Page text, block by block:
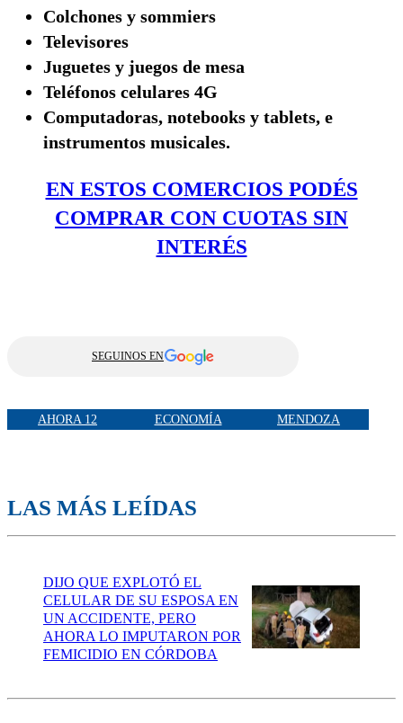
Colchones y sommiers
Televisores
Juguetes y juegos de mesa
Teléfonos celulares 4G
Computadoras, notebooks y tablets, e
instrumentos musicales.
EN ESTOS COMERCIOS PODÉS
COMPRAR CON CUOTAS SIN
INTERÉS
SEGUINOS EN
AHORA 12 ECONOMÍA MENDOZA
LAS MÁS LEÍDAS
DIJO QUE EXPLOTÓ EL
CELULAR DE SU ESPOSA EN
UN ACCIDENTE, PERO
AHORA LO IMPUTARON POR
FEMICIDIO EN CÓRDOBA